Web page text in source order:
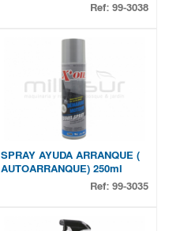
Ref: 99-3038
SPRAY AYUDA ARRANQUE (
AUTOARRANQUE) 250ml
Ref: 99-3035